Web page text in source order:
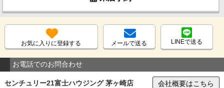
お気に入りに登録する メールで送る LINEで送る
お電話でのお問合わせ
センチュリー21富士ハウジング 茅ヶ崎店 会社概要はこちら